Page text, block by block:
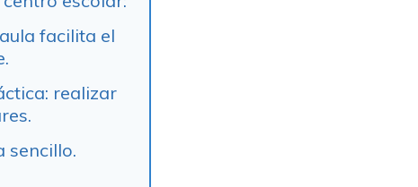
facilita el
realizar
sencillo.